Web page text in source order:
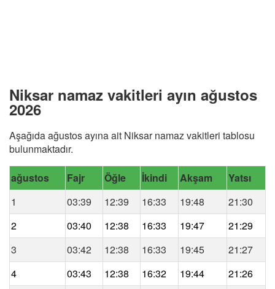
Niksar namaz vakitleri ayın ağustos
2026
Aşağıda ağustos ayına ait Niksar namaz vakitleri tablosu
bulunmaktadır.
ağustos Fajr Öğle İkindi Akşam
Yatsı
1
03:39 12:39 16:33 19:48
21:30
2
03:40 12:38 16:33 19:47
21:29
3
03:42 12:38 16:33 19:45
21:27
4
03:43 12:38 16:32 19:44
21:26